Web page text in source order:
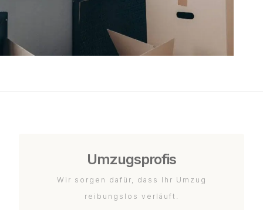
Umzugsprofis
Wir sorgen dafür, dass Ihr Umzug
reibungslos verläuft.